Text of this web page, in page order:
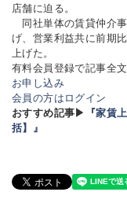
店舗に迫る。
同社単体の賃貸仲介
げ、営業利益共に前期
上げた。
有料会員登録で記事全
お申し込み
会員の方はログイン
おすすめ記事▶
『家賃
括】』